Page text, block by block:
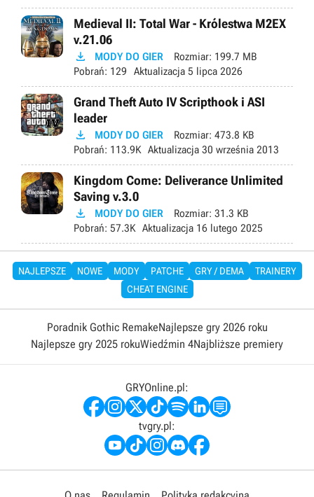
Medieval II: Total War - Królestwa M2EX
v.21.06
 MODY DO GIER Rozmiar: 199.7 MB
Pobrań: 129 Aktualizacja 5 lipca 2026
Grand Theft Auto IV Scripthook i ASI
leader
 MODY DO GIER Rozmiar: 473.8 KB
Pobrań: 113.9K Aktualizacja 30 września 2013
Kingdom Come: Deliverance Unlimited
Saving v.3.0
 MODY DO GIER Rozmiar: 31.3 KB
Pobrań: 57.3K Aktualizacja 16 lutego 2025
NAJLEPSZE NOWE MODY PATCHE GRY / DEMA
TRAINERY
CHEAT ENGINE
Poradnik Gothic RemakeNajlepsze gry 2026 roku
Najlepsze gry 2025 rokuWiedźmin 4Najbliższe premiery
GRYOnline.pl:
tvgry.pl: